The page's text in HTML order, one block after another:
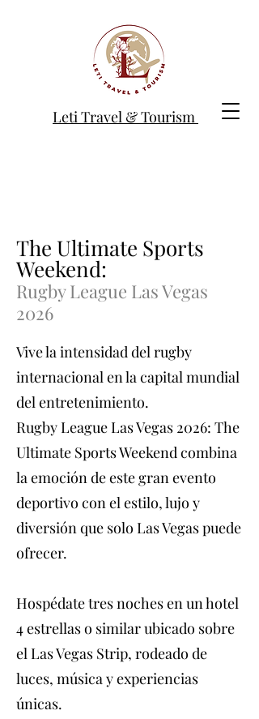
Leti Travel & Tourism
The Ultimate Sports
Weekend:
Rugby League Las Vegas
2026
Vive la intensidad del rugby
internacional en la capital mundial
del entretenimiento.
Rugby League Las Vegas 2026: The
Ultimate Sports Weekend combina
la emoción de este gran evento
deportivo con el estilo, lujo y
diversión que solo Las Vegas puede
ofrecer.
Hospédate tres noches en un hotel
4 estrellas o similar ubicado sobre
el Las Vegas Strip, rodeado de
luces, música y experiencias
únicas.